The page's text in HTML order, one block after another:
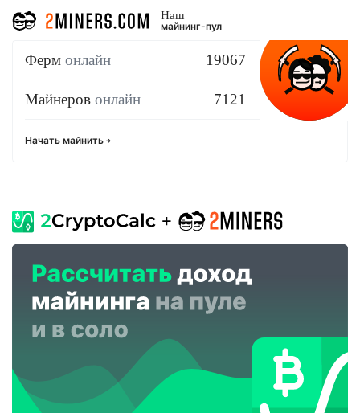
Наш
майнинг-пул
Ферм онлайн 19067
Майнеров онлайн 7121
Начать майнить